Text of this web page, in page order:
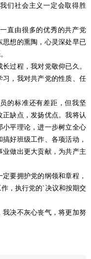
们社会主义一定会取得胜
由很多的优秀的共产党
思想的熏陶，心灵深处早已
过程，我对党敬仰已久。
，我对共产党的性质、任
标准还有差距，但我坚
缺点，发扬优点。我将认
平理论，进一步树立全心
好班级工作、各项活动，
做出更大贡献，为共产主
要拥护党的纲领和章程，
，执行党的`决议和按期交
决不灰心丧气，将更加努